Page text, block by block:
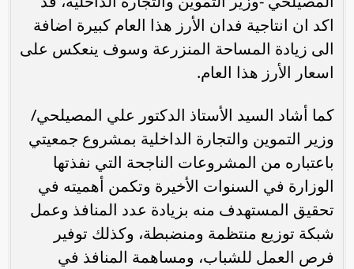
اكد ان انتاجية فدان الأرز هذا العام كبيرة اضافة
الى زيادة المساحة ‏المنزرعة وسوف ينعكس على
اسعار الأرز هذا ‏العام.
كما أشاد السيد الأستاذ الدكتور علي المصيلحي/
وزير التموين والتجارة الداخلية بمشروع جمعيتي
باعتباره من المشروعات الناجحة التي نفذتها
الوزارة في السنوات الأخيرة وتكمن أهميته في
تحقيق المستهدف منه بزيادة عدد المنافذ وعمل
شبكة توزيع منتظمة ومنضبطة، وكذلك توفير
فرص العمل للشباب، ومساهمة المنافذ في